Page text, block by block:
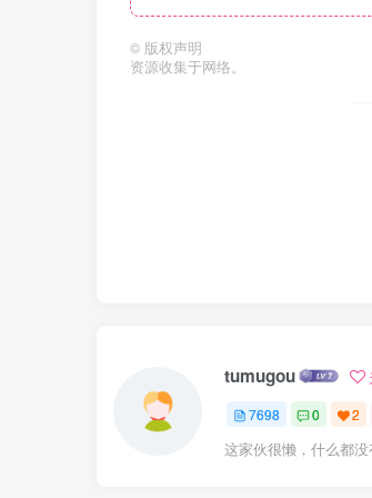
© 版权声明
资源收集于网络。
tumugou
7698 0 2
这家伙很懒，什么都